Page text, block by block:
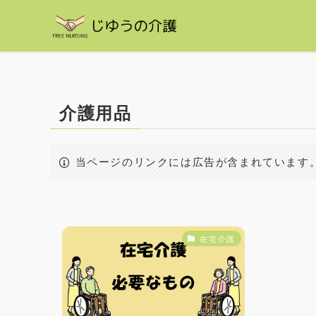
介護用品
当ページのリンクには広告が含まれています。
在宅介護